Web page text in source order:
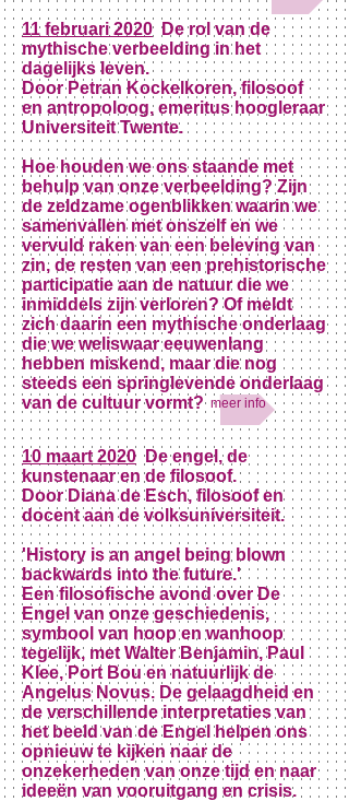
11 februari 2020De rol van de
mythische verbeelding in het
dagelijks leven.
Door Petran Kockelkoren, filosoof
en antropoloog, emeritus hoogleraar
Universiteit Twente.
Hoe houden we ons staande met
behulp van onze verbeelding? Zijn
de zeldzame ogenblikken waarin we
samenvallen met onszelf en we
vervuld raken van een beleving van
zin, de resten van een prehistorische
participatie aan de natuur die we
inmiddels zijn verloren? Of meldt
zich daarin een mythische onderlaag
die we weliswaar eeuwenlang
hebben miskend, maar die nog
steeds een springlevende onderlaag
van de cultuur vormt? meer info
10 maart 2020 De engel, de
kunstenaar en de filosoof.
Door Diana de Esch, filosoof en
docent aan de volksuniversiteit.
'History is an angel being blown
backwards into the future.'
Een filosofische avond over De
Engel van onze geschiedenis,
symbool van hoop en wanhoop
tegelijk, met Walter Benjamin, Paul
Klee, Port Bou en natuurlijk de
Angelus Novus. De gelaagdheid en
de verschillende interpretaties van
het beeld van de Engel helpen ons
opnieuw te kijken naar de
onzekerheden van onze tijd en naar
ideeën van vooruitgang en crisis.